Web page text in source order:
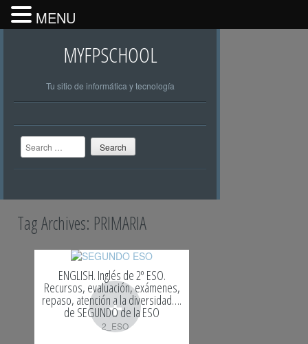
MYFPSCHOOL
Tu sitio de informática y tecnología
Search
Tag Archives: PRIMARIA
+
ENGLISH. Inglés de 2º ESO.
Recursos, evaluación, exámenes,
repaso, atención a la diversidad….
de SEGUNDO de la ESO
2_ESO
MENU